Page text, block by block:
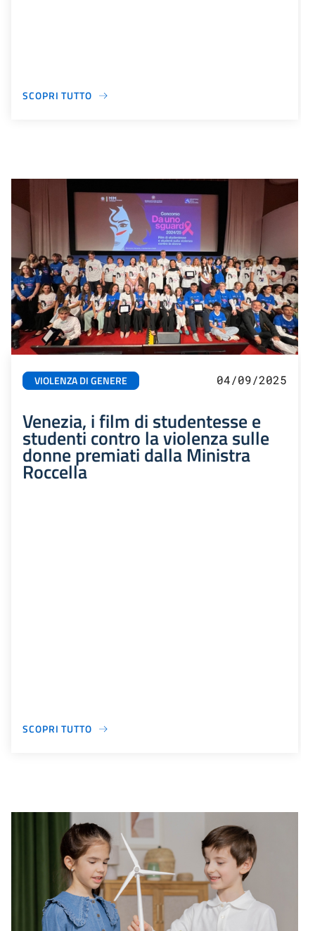
SCOPRI TUTTO
VIOLENZA DI GENERE 04/09/2025
Venezia, i film di studentesse e
studenti contro la violenza sulle
donne premiati dalla Ministra
Roccella
SCOPRI TUTTO